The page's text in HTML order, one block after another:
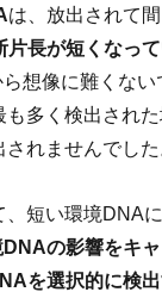
は、放出されて
片長が短くなっ
想像に難くない
多く検出され
れませんでした
短い環境DNA
DNAの影響をキ
を選択的に検出